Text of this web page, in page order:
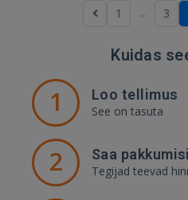
1 ... 3
Kuidas
1 Loo tellimus
See on tasuta
2 Saa pakkumisi
Tegijad teevad